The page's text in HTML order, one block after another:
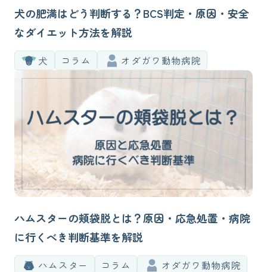
犬の肥満はどう判断する？BCS判定・原因・安全
なダイエット方法を解説
犬 コラム オダガワ動物病院
ハムスターの頬袋脱とは？原因・応急処置・病院
に行くべき判断基準を解説
ハムスター コラム オダガワ動物病院